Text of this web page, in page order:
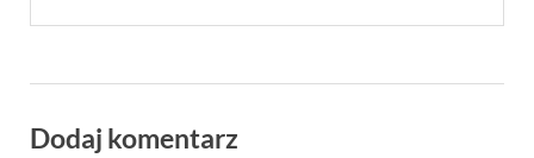
Dodaj komentarz